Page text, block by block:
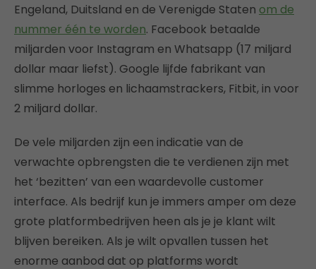
Engeland, Duitsland en de Verenigde Staten om de
nummer één te worden. Facebook betaalde
miljarden voor Instagram en Whatsapp (17 miljard
dollar maar liefst). Google lijfde fabrikant van
slimme horloges en lichaamstrackers, Fitbit, in voor
2 miljard dollar.
De vele miljarden zijn een indicatie van de
verwachte opbrengsten die te verdienen zijn met
het ‘bezitten’ van een waardevolle customer
interface. Als bedrijf kun je immers amper om deze
grote platformbedrijven heen als je je klant wilt
blijven bereiken. Als je wilt opvallen tussen het
enorme aanbod dat op platforms wordt